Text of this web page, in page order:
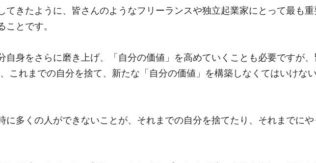
てきたように、皆さんのようなフリーランスや独立起業家にとって最も重
ことです。
自身をさらに磨き上げ、「自分の価値」を高めていくことも必要ですが、
これまでの自分を捨て、新たな「自分の価値」を構築しなくてはいけな
に多くの人ができないことが、それまでの自分を捨てたり、それまでにや